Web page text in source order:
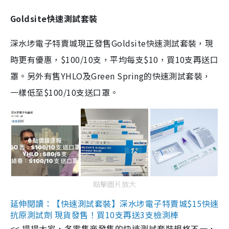
Goldsite快速測試套裝
深水埗電子特賣城現正發售Goldsite快速測試套裝，現
時更有優惠，$100/10支，平均每支$10，買10支再送口
罩。另外有售YHLO及Green Spring的快速測試套裝，
一樣低至$100/10支送口罩。
點擊圖片放大
延伸閱讀：【快速測試套裝】深水埗電子特賣城$15快速
抗原測試劑 現貨發售！買10支再送3支檢測棒